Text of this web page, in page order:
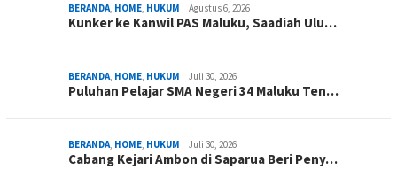
BERANDA, HOME, HUKUM Agustus 6, 2026
Kunker ke Kanwil PAS Maluku, Saadiah Ulu…
BERANDA, HOME, HUKUM Juli 30, 2026
Puluhan Pelajar SMA Negeri 34 Maluku Ten…
BERANDA, HOME, HUKUM Juli 30, 2026
Cabang Kejari Ambon di Saparua Beri Peny…